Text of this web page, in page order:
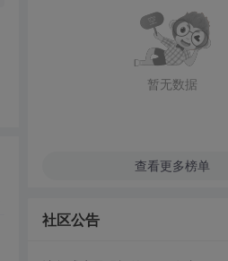
暂无数据
查看更多榜单
社区公告